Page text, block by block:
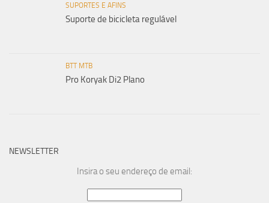
SUPORTES E AFINS
Suporte de bicicleta regulável
BTT MTB
Pro Koryak Di2 Plano
NEWSLETTER
Insira o seu endereço de email: